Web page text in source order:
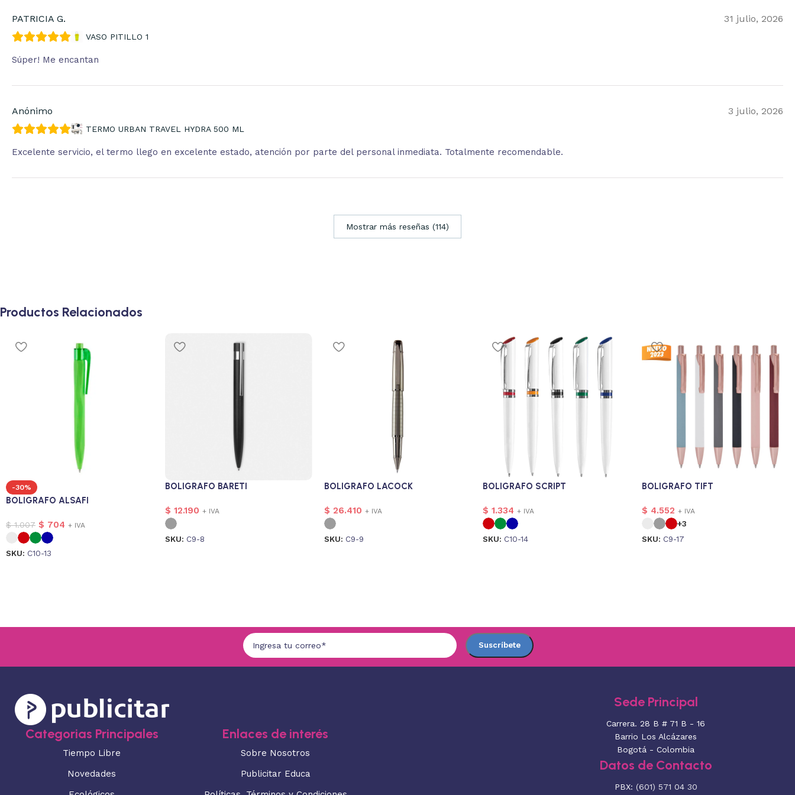
PATRICIA G. 31 julio, 2026
VASO PITILLO 1
Súper! Me encantan
Anónimo 3 julio, 2026
TERMO URBAN TRAVEL HYDRA 500 ML
Excelente servicio, el termo llego en excelente estado, atención por parte del personal inmediata. Totalmente recomendable.
Mostrar más reseñas (114)
Productos Relacionados
-30%
BOLIGRAFO ALSAFI
$1.007 $ 704 + IVA
SKU: C10-13
BOLIGRAFO BARETI
$ 12.190 + IVA
SKU: C9-8
BOLIGRAFO LACOCK
$ 26.410 + IVA
SKU: C9-9
BOLIGRAFO SCRIPT
$ 1.334 + IVA
SKU: C10-14
BOLIGRAFO TIFT
$ 4.552 + IVA
+3
SKU: C9-17
Categorias Principales
Tiempo Libre
Novedades
Enlaces de interés
Sobre Nosotros
Publicitar Educa
Sede Principal
Carrera. 28 B # 71 B - 16
Barrio Los Alcázares
Bogotá - Colombia
Datos de Contacto
PBX: (601) 571 04 30